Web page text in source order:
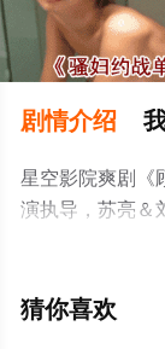
剧情介绍
星空影院爽剧《
演执导，苏亮＆
剧，大结局剧
瓣电视剧、电视
猜你喜欢